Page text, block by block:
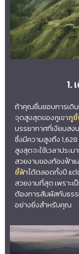
1.
ถ้าคุณชื่นชอบการเดิ
จุดสูงสุดของภูเขาภู
บรรยากาศที่เงียบสงบ
ซึ่งมีความสูงถึง
สูงสุดจะใช้เวลาประ
สวยงามของท้องฟ้าแ
ชี้ฟ้าได้ตลอดทั้งปี แต่
สวยงามที่สุด เพราะ
ต้องการสัมผัสกับธร
อย่างยิ่งสำหรับคุณ